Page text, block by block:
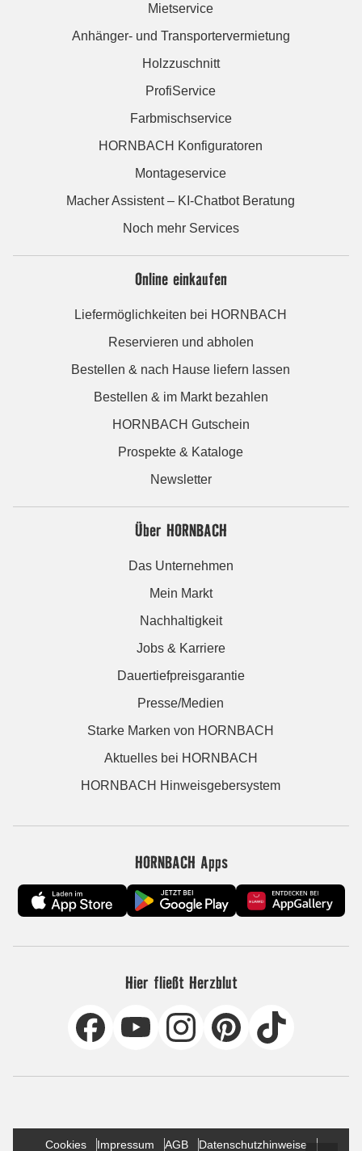
Mietservice
Anhänger- und Transportervermietung
Holzzuschnitt
ProfiService
Farbmischservice
HORNBACH Konfiguratoren
Montageservice
Macher Assistent – KI-Chatbot Beratung
Noch mehr Services
Online einkaufen
Liefermöglichkeiten bei HORNBACH
Reservieren und abholen
Bestellen & nach Hause liefern lassen
Bestellen & im Markt bezahlen
HORNBACH Gutschein
Prospekte & Kataloge
Newsletter
Über HORNBACH
Das Unternehmen
Mein Markt
Nachhaltigkeit
Jobs & Karriere
Dauertiefpreisgarantie
Presse/Medien
Starke Marken von HORNBACH
Aktuelles bei HORNBACH
HORNBACH Hinweisgebersystem
HORNBACH Apps
Hier fließt Herzblut
Cookies Impressum AGB
Datenschutzhinweise